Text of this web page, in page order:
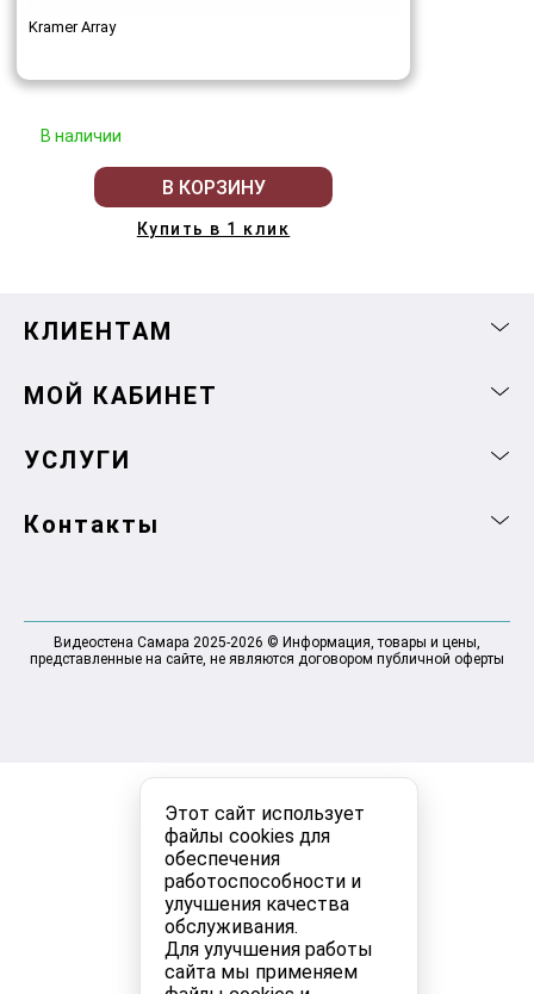
Этот сайт использует
файлы cookies для
обеспечения
работоспособности и
улучшения качества
обслуживания.
Для улучшения работы
сайта мы применяем
Kramer Array
В наличии
В КОРЗИНУ
Купить в 1 клик
КЛИЕНТАМ
МОЙ КАБИНЕТ
УСЛУГИ
Контакты
Видеостена Самара 2025-2026 © Информация, товары и цены,
представленные на сайте, не являются договором публичной оферты